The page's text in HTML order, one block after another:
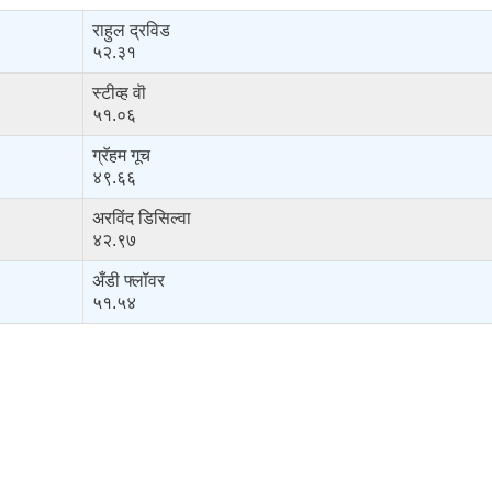
राहुल द्रविड
५२.३१
स्टीव्ह वॊ
५१.०६
ग्रॅहम गूच
४९.६६
अरविंद डिसिल्वा
४२.९७
अँडी फ्लॉवर
५१.५४